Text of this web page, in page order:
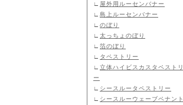
∟ 屋外用ルーセンバナー
∟ 島上ルーセンバナー
∟ のぼり
∟ 太っちょのぼり
∟ 箔のぼり
∟ タペストリー
∟ 立体ハイビスカスタペストリ
ー
∟ シースルータペストリー
∟ シースルーウェーブペナント